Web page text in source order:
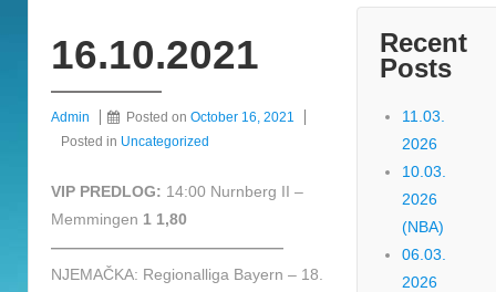
16.10.2021
Admin Posted on October 16, 2021
Posted in Uncategorized
VIP PREDLOG: 14:00 Nurnberg II –
Memmingen 1 1,80
———————————————
NJEMAČKA: Regionalliga Bayern – 18.
Recent
Posts
11.03.
2026
10.03.
2026
(NBA)
06.03.
2026